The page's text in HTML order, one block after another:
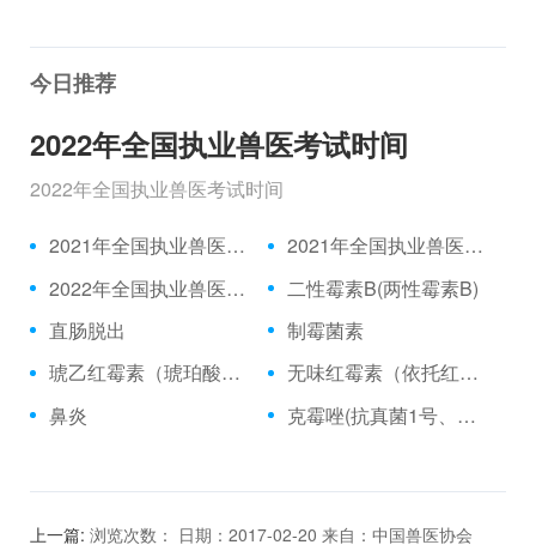
今日推荐
2022年全国执业兽医考试时间
2022年全国执业兽医考试时间
2021年全国执业兽医资格考试成绩公布时间、合格分数线
2021年全国执业兽医资格考试真题
2022年全国执业兽医考试时间
二性霉素B(两性霉素B)
直肠脱出
制霉菌素
琥乙红霉素（琥珀酸红霉素、乙琥红霉素）
无味红霉素（依托红霉素）
鼻炎
克霉唑(抗真菌1号、三苯甲咪唑)
上一篇: 浏览次数： 日期：2017-02-20 来自：中国兽医协会